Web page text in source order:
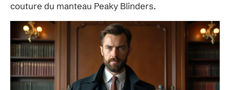
couture du manteau Peaky Blinders.